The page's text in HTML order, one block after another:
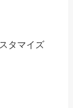
タマイズ